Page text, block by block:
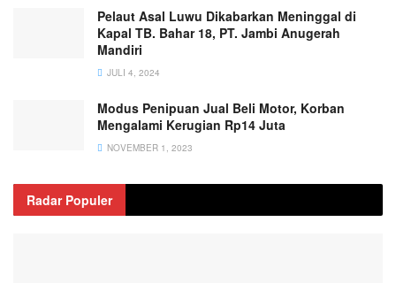
Pelaut Asal Luwu Dikabarkan Meninggal di
Kapal TB. Bahar 18, PT. Jambi Anugerah
Mandiri
JULI 4, 2024
Modus Penipuan Jual Beli Motor, Korban
Mengalami Kerugian Rp14 Juta
NOVEMBER 1, 2023
Radar Populer